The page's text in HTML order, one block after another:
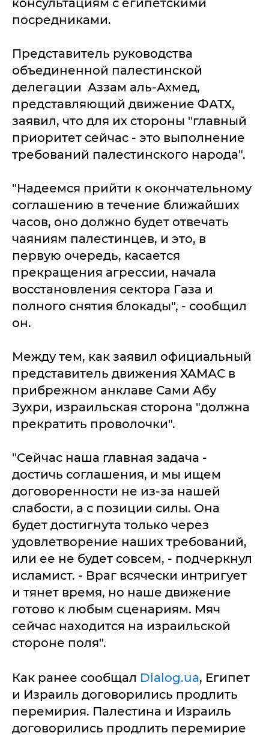
консультациям с египетскими
посредниками.
Представитель руководства
объединенной палестинской
делегации Аззам аль-Ахмед,
представляющий движение ФАТХ,
заявил, что для их стороны "главный
приоритет сейчас - это выполнение
требований палестинского народа".
"Надеемся прийти к окончательному
соглашению в течение ближайших
часов, оно должно будет отвечать
чаяниям палестинцев, и это, в
первую очередь, касается
прекращения агрессии, начала
восстановления сектора Газа и
полного снятия блокады", - сообщил
он.
Между тем, как заявил официальный
представитель движения ХАМАС в
прибрежном анклаве Сами Абу
Зухри, израильская сторона "должна
прекратить проволочки".
"Сейчас наша главная задача -
достичь соглашения, и мы ищем
договоренности не из-за нашей
слабости, а с позиции силы. Она
будет достигнута только через
удовлетворение наших требований,
или ее не будет совсем, - подчеркнул
исламист. - Враг всячески интригует
и тянет время, но наше движение
готово к любым сценариям. Мяч
сейчас находится на израильской
стороне поля".
Как ранее сообщал Dialog.ua, Египет
и Израиль договорились продлить
перемирия. Палестина и Израиль
договорились продлить перемирие